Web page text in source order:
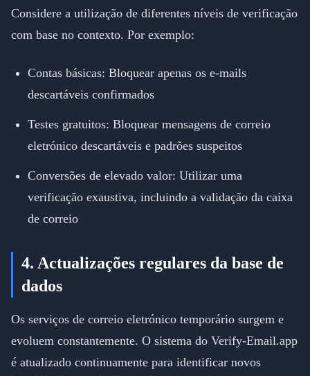
Considere a utilização de diferentes níveis de verificação
com base no contexto. Por exemplo:
Contas básicas: Bloquear apenas os e-mails
descartáveis confirmados
Testes gratuitos: Bloquear mensagens de correio
eletrónico descartáveis e padrões suspeitos
Conversões de elevado valor: Utilizar uma
verificação exaustiva, incluindo a validação da caixa
de correio
4. Actualizações regulares da base de
dados
Os serviços de correio eletrónico temporário surgem e
evoluem constantemente. O sistema do Verify-Email.app
é atualizado continuamente para identificar novos